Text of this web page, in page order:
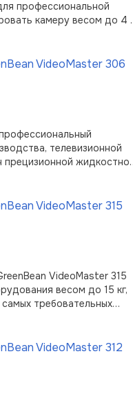
профессиональной
камеру весом до 4
VideoMaster 306
телевизионной
с дополни …
VideoMaster 315
VideoMaster 315
весом до 15 кг,
требовательных
т …
VideoMaster 312